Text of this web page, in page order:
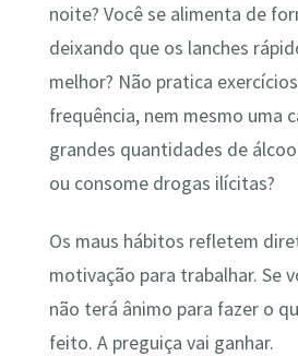
noite? Você se alimenta de
deixando que os lanches
melhor? Não pratica
frequência, nem mesmo uma
grandes quantidades de
ou consome drogas ilícitas?
Os maus hábitos refletem
motivação para trabalhar. Se
não terá ânimo para fazer o
feito. A preguiça vai ganhar.